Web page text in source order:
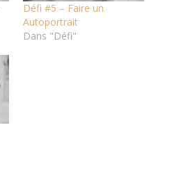
Défi #5 – Faire un
Autoportrait
Dans "Défi"